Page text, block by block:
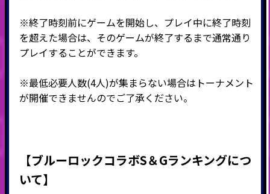
※終了時刻前にゲームを開始し、プレイ中に終了時刻
を超えた場合は、そのゲームが終了するまで通常通り
プレイすることができます。
※最低必要人数(4人)が集まらない場合はトーナメント
が開催できませんのでご了承ください。
【ブルーロックコラボS＆Gランキングにつ
いて】